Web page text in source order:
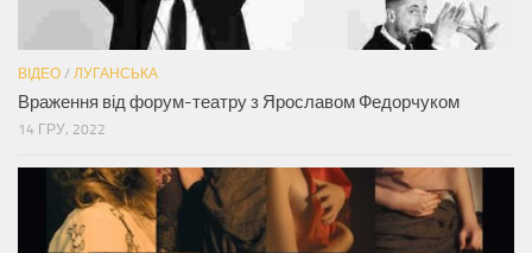
ВІДЕО / ЛУГАНСЬКА
Враження від форум-театру з Ярославом Федорчуком
14 ГРУ, 2022